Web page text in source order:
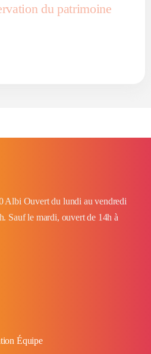
du patrimoine
Albi Ouvert du lundi au vendredi
Sauf le mardi, ouvert de 14h à
Équipe